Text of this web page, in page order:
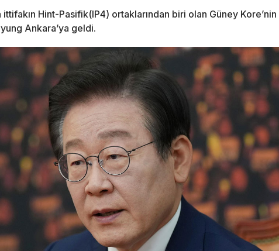
Hint-Pasifik(IP4) ortaklarından biri olan Güney Kore’nin
Ankara’ya geldi.